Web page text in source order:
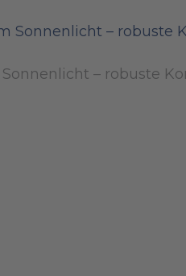
– robuste